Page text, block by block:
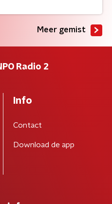
Meer gemist
Radio 2
Info
Contact
Download de app